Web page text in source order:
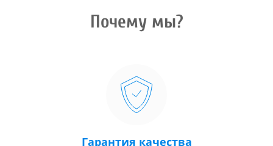
Почему мы?
Гарантия качества